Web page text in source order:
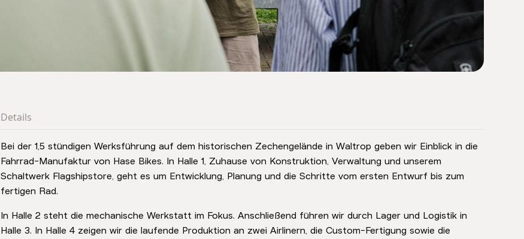
Details
Bei der 1,5 stündigen Werksführung auf dem historischen Zechengelände in Waltrop geben wir Einblick in die
Fahrrad-Manufaktur von Hase Bikes. In Halle 1, Zuhause von Konstruktion, Verwaltung und unserem
Schaltwerk Flagshipstore, geht es um Entwicklung, Planung und die Schritte vom ersten Entwurf bis zum
fertigen Rad.
In Halle 2 steht die mechanische Werkstatt im Fokus. Anschließend führen wir durch Lager und Logistik in
Halle 3. In Halle 4 zeigen wir die laufende Produktion an zwei Airlinern, die Custom-Fertigung sowie die